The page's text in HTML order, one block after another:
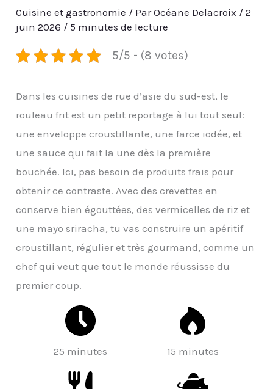
Cuisine et gastronomie / ParOcéane Delacroix /2
juin 2026 /5 minutes de lecture
5/5 - (8 votes)
Dans les cuisines de rue d’asie du sud-est, le
rouleau frit est un petit reportage à lui tout seul:
une enveloppe croustillante, une farce iodée, et
une sauce qui fait la une dès la première
bouchée. Ici, pas besoin de produits frais pour
obtenir ce contraste. Avec des crevettes en
conserve bien égouttées, des vermicelles de riz et
une mayo sriracha, tu vas construire un apéritif
croustillant, régulier et très gourmand, comme un
chef qui veut que tout le monde réussisse du
premier coup.
25 minutes 15 minutes